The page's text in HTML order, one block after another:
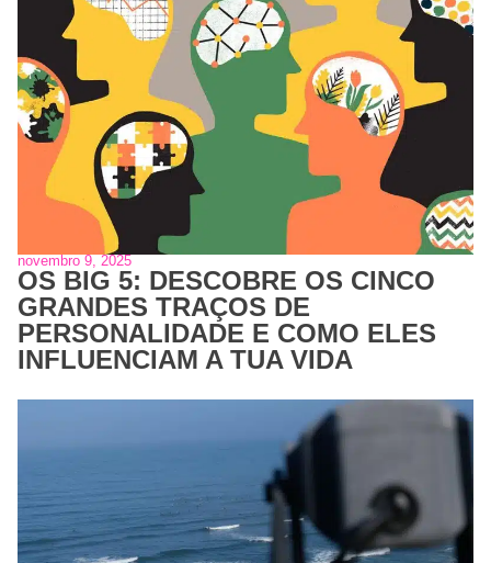
novembro 9, 2025
OS BIG 5: DESCOBRE OS CINCO
GRANDES TRAÇOS DE
PERSONALIDADE E COMO ELES
INFLUENCIAM A TUA VIDA